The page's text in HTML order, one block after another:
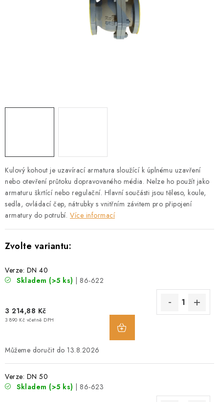
KONTAKT
DOPRAVA A PLATBA
O NÁS
PODMÍNKY OCHRANY OSOBNÍCH ÚDAJŮ
POPTÁVKA ARMATUR
ZÁKAZNÍCI ZE SLOVENSKA
TECHNICKÉ ČLÁNKY
OBCHODNÍ PODMÍNKY
Kulový kohout je uzavírací armatura sloužící k úplnému uzavření
nebo otevření průtoku dopravovaného média. Nelze ho použít jako
armaturu škrtící nebo regulační. Hlavní součásti jsou těleso, koule,
sedla, ovládací čep, nátrubky s vnitřním závitem pro připojení
armatury do potrubí. Více informací
Verze: DN 40
Skladem (>5 ks) | 86-622
3 214,88 Kč
3 890 Kč včetně DPH
13.8.2026
Verze: DN 50
Skladem (>5 ks) | 86-623